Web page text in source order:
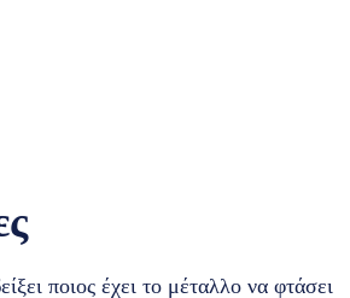
ποιος έχει το μέταλλο να φτάσει